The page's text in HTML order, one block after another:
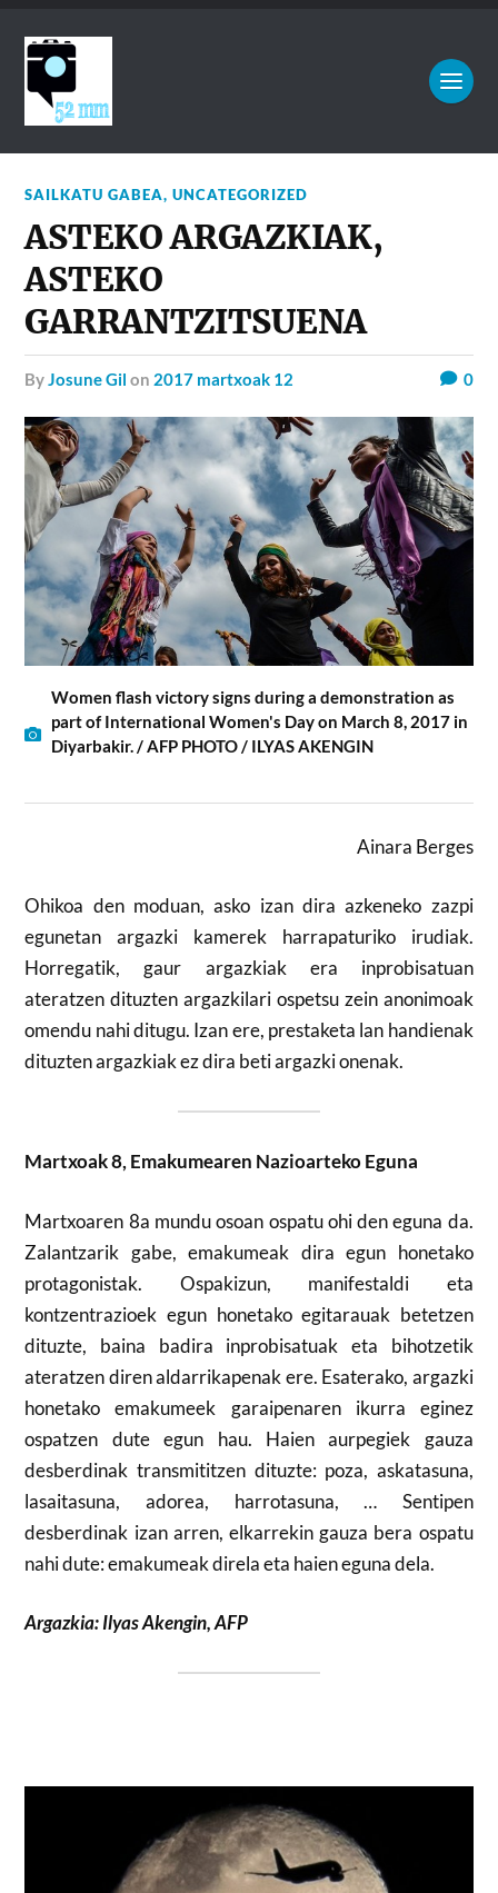
SAILKATU GABEA,UNCATEGORIZED
ASTEKO ARGAZKIAK,
ASTEKO
GARRANTZITSUENA
byJosune Gil on 2017 martxoak 12 0
Women flash victory signs during a demonstration as
part of International Women's Day on March 8, 2017 in
Diyarbakir. / AFP PHOTO / ILYAS AKENGIN
Ainara Berges
Ohikoa den moduan, asko izan dira azkeneko zazpi
egunetan argazki kamerek harrapaturiko irudiak.
Horregatik, gaur argazkiak era inprobisatuan
ateratzen dituzten argazkilari ospetsu zein anonimoak
omendu nahi ditugu. Izan ere, prestaketa lan handienak
dituzten argazkiak ez dira beti argazki onenak.
Martxoak 8, Emakumearen Nazioarteko Eguna
Martxoaren 8a mundu osoan ospatu ohi den eguna da.
Zalantzarik gabe, emakumeak dira egun honetako
protagonistak. Ospakizun, manifestaldi eta
kontzentrazioek egun honetako egitarauak betetzen
dituzte, baina badira inprobisatuak eta bihotzetik
ateratzen diren aldarrikapenak ere. Esaterako, argazki
honetako emakumeek garaipenaren ikurra eginez
ospatzen dute egun hau. Haien aurpegiek gauza
desberdinak transmititzen dituzte: poza, askatasuna,
lasaitasuna, adorea, harrotasuna, … Sentipen
desberdinak izan arren, elkarrekin gauza bera ospatu
nahi dute: emakumeak direla eta haien eguna dela.
Argazkia: Ilyas Akengin, AFP